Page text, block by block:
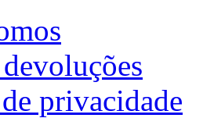
privacidade